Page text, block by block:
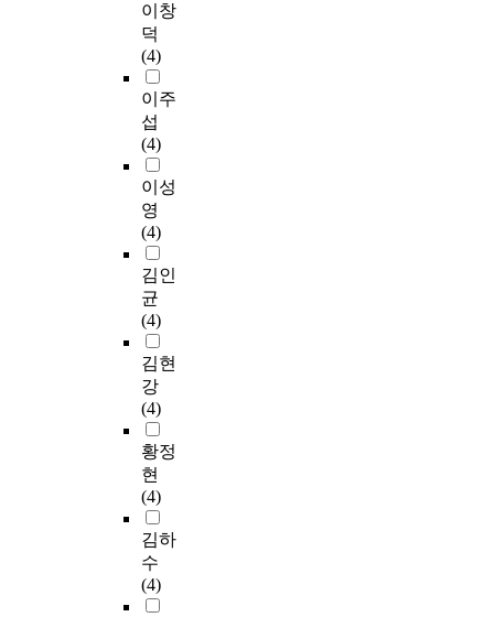
이창
덕
(4)
이주
섭
(4)
이성
영
(4)
김인
균
(4)
김현
강
(4)
황정
현
(4)
김하
수
(4)